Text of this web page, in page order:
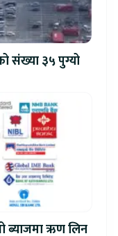
संख्या ३५ पुग्यो
ब्याजमा ऋण लिन